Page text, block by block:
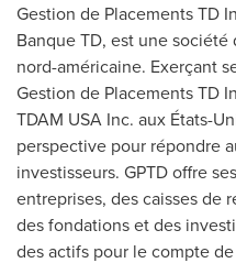
Gestion de Placements TD
Banque TD, est une
nord-américaine. Exerçant
Gestion de Placements TD
TDAM USA Inc. aux États-
perspective pour répondre
investisseurs. GPTD offre
entreprises, des caisses de
des fondations et des
des actifs pour le compte